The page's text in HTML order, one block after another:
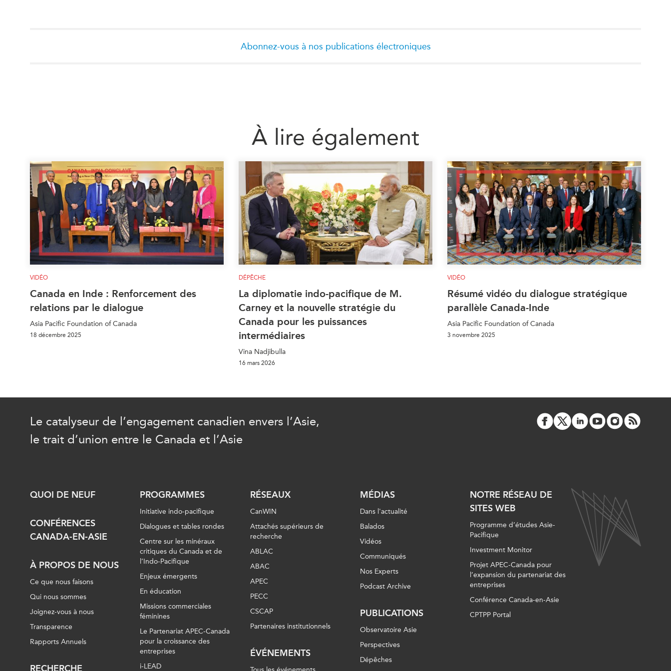
Abonnez-vous à nos publications électroniques
À lire également
VIDÉO
Canada en Inde : Renforcement des
relations par le dialogue
Asia Pacific Foundation of Canada
18 décembre 2025
DÉPÊCHE
La diplomatie indo-pacifique de M.
Carney et la nouvelle stratégie du
Canada pour les puissances
intermédiaires
Vina Nadjibulla
16 mars 2026
VIDÉO
Résumé vidéo du dialogue stratégique
parallèle Canada-Inde
Asia Pacific Foundation of Canada
3 novembre 2025
Le catalyseur de l’engagement canadien envers l’Asie,
le trait d’union entre le Canada et l’Asie
QUOI DE NEUF
CONFÉRENCES
CANADA-EN-ASIE
À PROPOS DE NOUS
Ce que nous faisons
Qui nous sommes
Joignez-vous à nous
Transparence
Rapports Annuels
RECHERCHE
PROGRAMMES
Initiative indo-pacifique
Dialogues et tables rondes
Centre sur les minéraux
critiques du Canada et de
l’Indo-Pacifique
Enjeux émergents
En éducation
Missions commerciales
féminines
Le Partenariat APEC-Canada
pour la croissance des
entreprises
i-LEAD
RÉSEAUX
CanWIN
Attachés supérieurs de
recherche
ABLAC
ABAC
APEC
PECC
CSCAP
Partenaires institutionnels
ÉVÉNEMENTS
MÉDIAS
Dans l'actualité
Balados
Vidéos
Communiqués
Nos Experts
Podcast Archive
PUBLICATIONS
Observatoire Asie
Perspectives
Dépêches
NOTRE RÉSEAU DE
SITES WEB
Programme d’études Asie-
Pacifique
Investment Monitor
Projet APEC-Canada pour
l’expansion du partenariat des
entreprises
Conférence Canada-en-Asie
CPTPP Portal